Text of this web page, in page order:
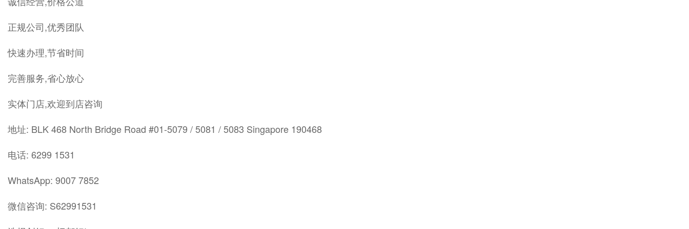
正规公司,优秀团队
快速办理,节省时间
完善服务,省心放心
实体门店,欢迎到店咨询
地址: BLK 468 North Bridge Road #01-5079 / 5081 / 5083 Singapore 190468
电话: 6299 1531
WhatsApp: 9007 7852
微信咨询: S62991531